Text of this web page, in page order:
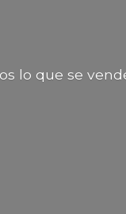
lo que se